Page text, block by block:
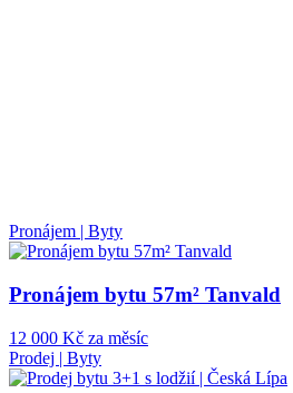
Pronájem | Byty
Pronájem bytu 57m² Tanvald
12 000 Kč za měsíc
Prodej | Byty